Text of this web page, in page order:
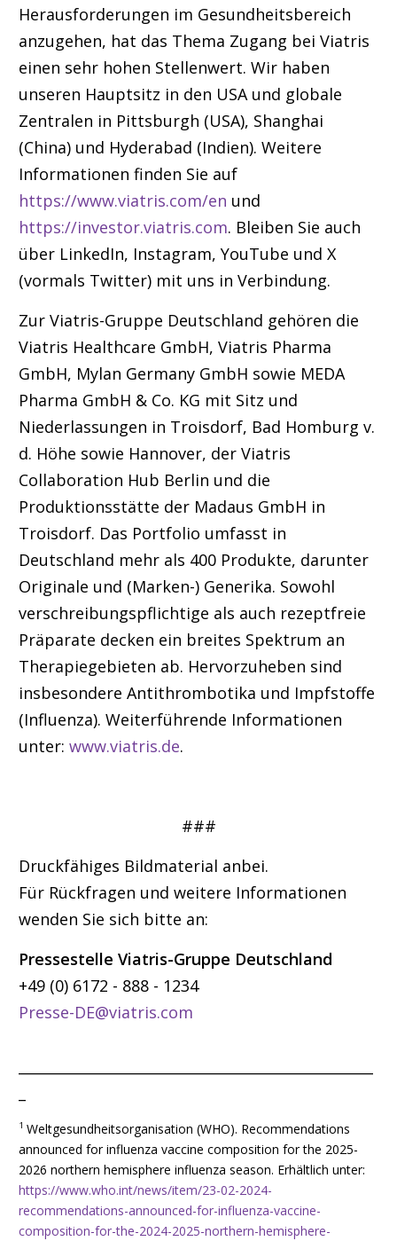
Herausforderungen im Gesundheitsbereich
anzugehen, hat das Thema Zugang bei Viatris
einen sehr hohen Stellenwert. Wir haben
unseren Hauptsitz in den USA und globale
Zentralen in Pittsburgh (USA), Shanghai
(China) und Hyderabad (Indien). Weitere
Informationen finden Sie auf
https://www.viatris.com/en und
https://investor.viatris.com. Bleiben Sie auch
über LinkedIn, Instagram, YouTube und X
(vormals Twitter) mit uns in Verbindung.
Zur Viatris-Gruppe Deutschland gehören die
Viatris Healthcare GmbH, Viatris Pharma
GmbH, Mylan Germany GmbH sowie MEDA
Pharma GmbH & Co. KG mit Sitz und
Niederlassungen in Troisdorf, Bad Homburg v.
d. Höhe sowie Hannover, der Viatris
Collaboration Hub Berlin und die
Produktionsstätte der Madaus GmbH in
Troisdorf. Das Portfolio umfasst in
Deutschland mehr als 400 Produkte, darunter
Originale und (Marken-) Generika. Sowohl
verschreibungspflichtige als auch rezeptfreie
Präparate decken ein breites Spektrum an
Therapiegebieten ab. Hervorzuheben sind
insbesondere Antithrombotika und Impfstoffe
(Influenza). Weiterführende Informationen
unter: www.viatris.de.
###
Druckfähiges Bildmaterial anbei.
Für Rückfragen und weitere Informationen
wenden Sie sich bitte an:
Pressestelle Viatris-Gruppe Deutschland
+49 (0) 6172 - 888 - 1234
Presse-DE@viatris.com
1 Weltgesundheitsorganisation (WHO). Recommendations
announced for influenza vaccine composition for the 2025-
2026 northern hemisphere influenza season. Erhältlich unter:
https://www.who.int/news/item/23-02-2024-
recommendations-announced-for-influenza-vaccine-
composition-for-the-2024-2025-northern-hemisphere-